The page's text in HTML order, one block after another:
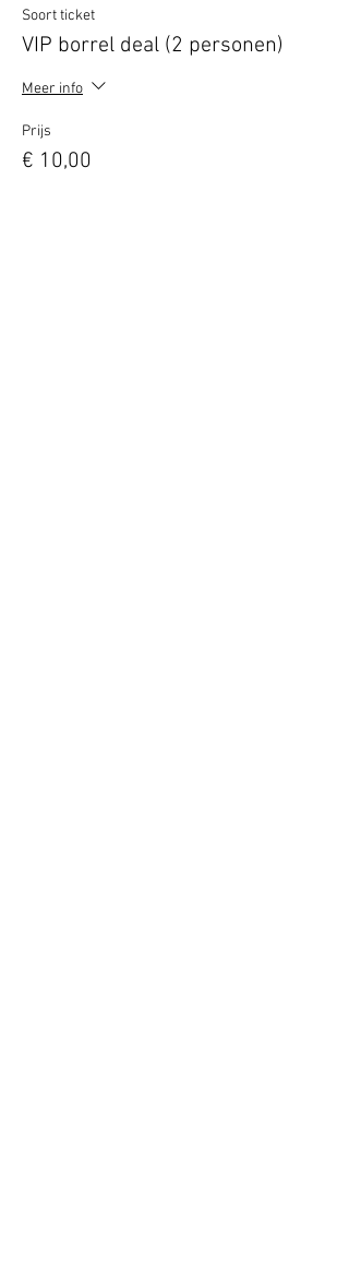
Soort ticket
VIP borrel deal (2 personen)
Meer info
Prijs
€ 10,00